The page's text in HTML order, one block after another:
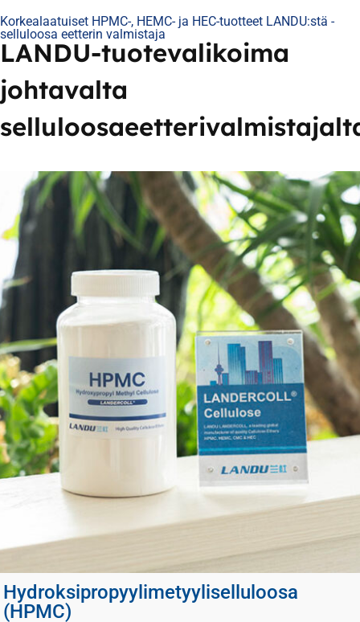
Korkealaatuiset HPMC-, HEMC- ja HEC-tuotteet LANDU:stä -
selluloosa eetterin valmistaja
LANDU-tuotevalikoima
johtavalta
Hydroksipropyylimetyyliselluloosa
(HPMC)